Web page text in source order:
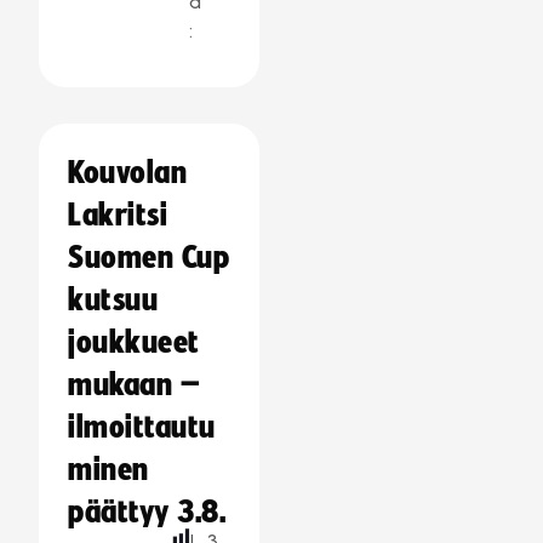
:
Kouvolan
Lakritsi
Suomen Cup
kutsuu
joukkueet
mukaan –
ilmoittautu
minen
päättyy 3.8.